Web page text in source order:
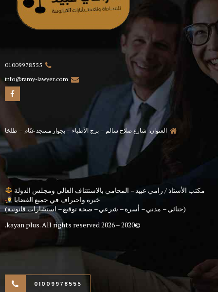
01009978555
info@ramy-lawyer.com
العنوان: شارع صلاح سالم – برج الأطباء – بجوار مسجد غنّام – طلخا
مكتب الأستاذ / رامي عبيد – المحامي بالاستئناف العالي ومجلس الدولة
خبرة واحتراف في جميع القضايا
(جنائي – مدني – أسرة – شرعي – صحة توقيع – استشارات قانونية)
©2020 – 2026
kayan plus. All rights reserved.
01009978555